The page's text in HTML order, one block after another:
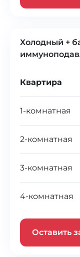
Холодный +
Квартира
1-комнатная
2-комнатная
3-комнатная
4-комнатная
Оставить